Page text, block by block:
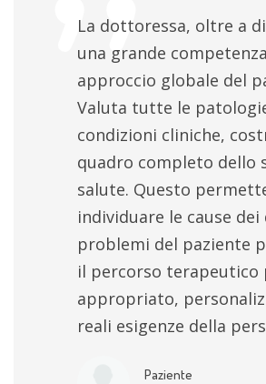
La dottoressa, oltre a
una grande
approccio globale del
Valuta tutte le
condizioni cliniche,
quadro completo dello
salute. Questo
individuare le cause dei
problemi del paziente
il percorso terapeutico
appropriato,
reali esigenze della
Paziente